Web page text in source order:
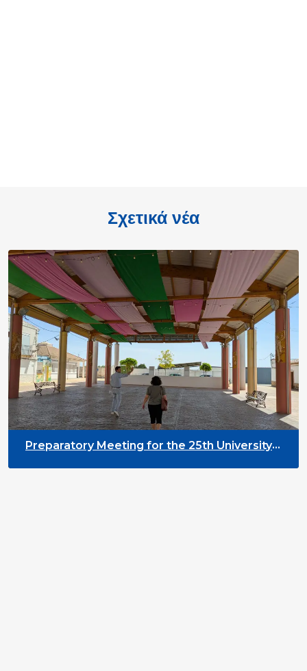
Σχετικά νέα
Preparatory Meeting for the 25th University